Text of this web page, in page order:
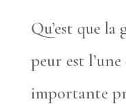
Qu’est que la
peur est
importante